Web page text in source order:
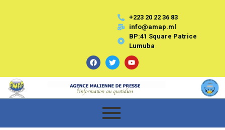
+223 20 22 36 83
info@amap.ml
BP:41 Square Patrice
Lumuba